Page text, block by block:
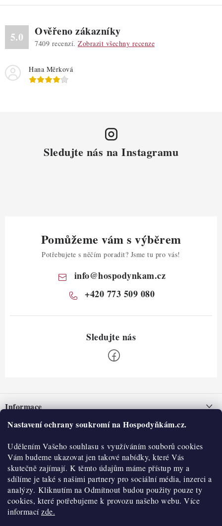
Nastavení ochrany soukromí na Hospodyňkám.cz.
Udělením Vašeho souhlasu s využíváním souborů cookies
Vám budeme ukazovat jen takové nabídky, které Vás
skutečně zajímají. K těmto údajům máme přístup my a
sdílíme je také s našimi partnery pro sociální média, inzerci a
analýzy. Kliknutím na Odmítnout budou použity pouze ty
cookies, které potřebujeme k provozu našeho webu. Více
informacízde.
v
ý
i
s
u
5.0 Ověřeno zákazníky
7409 recenzí. Zobrazit všechny recenze
Hana Měrková
Sledujte nás na Instagramu
Pomůžeme vám s výběrem
Potřebujete s něčím poradit? Jsme tu pro vás!
info@hospodynkam.cz
+420 773 509 080
pInformace
Nepřevzetí zásilky na dobírku
Obchodní podmínky
Hodnocení obchodu
Blog
Moje objednávka
O nás
Historie
Kontakty
O nákupu
Reklamace a vratky
Výdejní místa